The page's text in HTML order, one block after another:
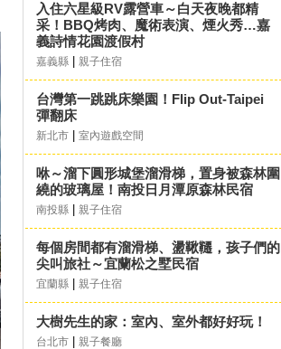
入住六星級RV露營車～白天夜晚都精
采！BBQ烤肉、魔術表演、煙火秀…嘉
義詩情花園渡假村
嘉義縣 親子住宿
台灣第一跳跳床樂園！Flip Out-Taipei
彈翻床
新北市 室內遊戲空間
咻～溜下圓形城堡溜滑梯，置身被森林圍
繞的玻璃屋！南投日月潭原森林民宿
南投縣 親子住宿
每個房間都有溜滑梯、盪鞦韆，孩子們的
尖叫旅社～宜蘭松之墅民宿
宜蘭縣 親子住宿
大樹先生的家：室內、室外都好好玩！
台北市 親子餐廳